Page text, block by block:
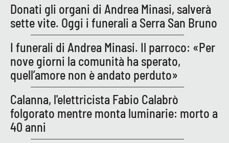
Destinazioni
Eventi
Food
Storie
LAC
Donati gli organi di Andrea Minasi, salverà
sette vite. Oggi i funerali a Serra San Bruno
I funerali di Andrea Minasi. Il parroco: «Per
nove giorni la comunità ha sperato,
quell’amore non è andato perduto»
Calanna, l'elettricista Fabio Calabrò
folgorato mentre monta luminarie: morto a
40 anni